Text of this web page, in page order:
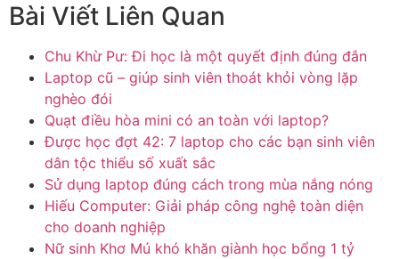
Bài Viết Liên Quan
Chu Khừ Pư: Đi học là một quyết định đúng đắn
Laptop cũ – giúp sinh viên thoát khỏi vòng lặp
nghèo đói
Quạt điều hòa mini có an toàn với laptop?
Được học đợt 42: 7 laptop cho các bạn sinh viên
dân tộc thiểu số xuất sắc
Sử dụng laptop đúng cách trong mùa nắng nóng
Hiếu Computer: Giải pháp công nghệ toàn diện
cho doanh nghiệp
Nữ sinh Khơ Mú khó khăn giành học bổng 1 tỷ